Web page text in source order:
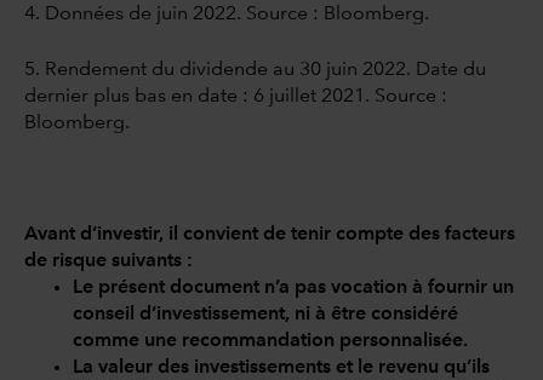
4. Données de juin 2022. Source : Bloomberg.
5. Rendement du dividende au 30 juin 2022. Date du
dernier plus bas en date : 6 juillet 2021. Source :
Bloomberg.
Avant d’investir, il convient de tenir compte des facteurs
de risque suivants :
Le présent document n’a pas vocation à fournir un
conseil d’investissement, ni à être considéré
comme une recommandation personnalisée.
La valeur des investissements et le revenu qu’ils